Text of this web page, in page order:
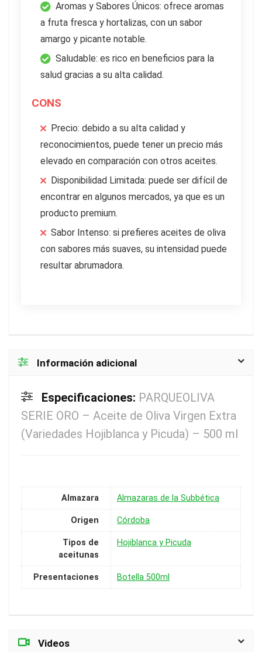
Aromas y Sabores Únicos: ofrece aromas
a fruta fresca y hortalizas, con un sabor
amargo y picante notable.
Saludable: es rico en beneficios para la
salud gracias a su alta calidad.
CONS
Precio: debido a su alta calidad y
reconocimientos, puede tener un precio más
elevado en comparación con otros aceites.
Disponibilidad Limitada: puede ser difícil de
encontrar en algunos mercados, ya que es un
producto premium.
Sabor Intenso: si prefieres aceites de oliva
con sabores más suaves, su intensidad puede
resultar abrumadora.
Información adicional
Especificaciones: PARQUEOLIVA
SERIE ORO – Aceite de Oliva Virgen Extra
(Variedades Hojiblanca y Picuda) – 500 ml
Almazara Almazaras de la Subbética
Origen Córdoba
Tipos de
aceitunas
Hojiblanca y Picuda
Presentaciones Botella 500ml
Videos